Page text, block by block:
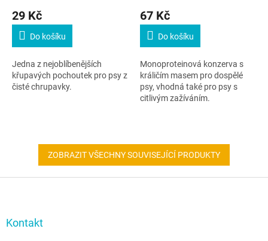
29 Kč
Do košíku
Jedna z nejoblíbenějších
křupavých pochoutek pro psy z
čisté chrupavky.
67 Kč
Do košíku
Monoproteinová konzerva s
králičím masem pro dospělé
psy, vhodná také pro psy s
citlivým zažíváním.
ZOBRAZIT VŠECHNY SOUVISEJÍCÍ PRODUKTY
Kontakt